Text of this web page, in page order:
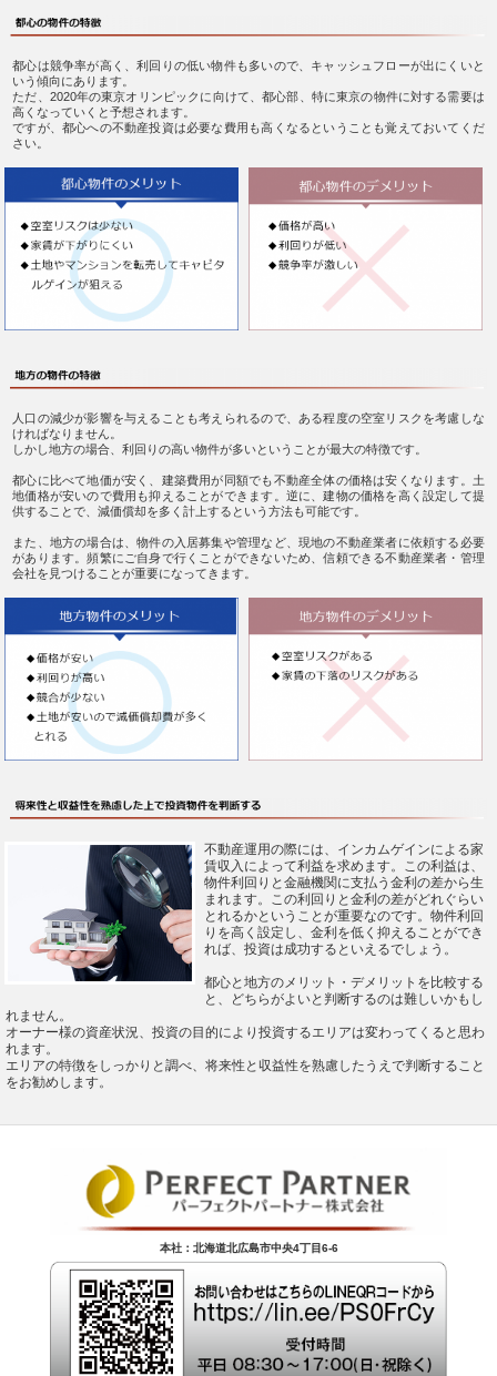
都心は競争率が高く、利回りの低い物件も多いので、キャッシュフローが出にくいと
いう傾向にあります。
ただ、2020年の東京オリンピックに向けて、都心部、特に東京の物件に対する需要は
高くなっていくと予想されます。
ですが、都心への不動産投資は必要な費用も高くなるということも覚えておいてくだ
さい。
人口の減少が影響を与えることも考えられるので、ある程度の空室リスクを考慮しな
ければなりません。
しかし地方の場合、利回りの高い物件が多いということが最大の特徴です。
都心に比べて地価が安く、建築費用が同額でも不動産全体の価格は安くなります。土
地価格が安いので費用も抑えることができます。逆に、建物の価格を高く設定して提
供することで、減価償却を多く計上するという方法も可能です。
また、地方の場合は、物件の入居募集や管理など、現地の不動産業者に依頼する必要
があります。頻繁にご自身で行くことができないため、信頼できる不動産業者・管理
会社を見つけることが重要になってきます。
不動産運用の際には、インカムゲインによる家
賃収入によって利益を求めます。この利益は、
物件利回りと金融機関に支払う金利の差から生
まれます。この利回りと金利の差がどれぐらい
とれるかということが重要なのです。物件利回
りを高く設定し、金利を低く抑えることができ
れば、投資は成功するといえるでしょう。
都心と地方のメリット・デメリットを比較する
と、どちらがよいと判断するのは難しいかもし
れません。
オーナー様の資産状況、投資の目的により投資するエリアは変わってくると思わ
れます。
エリアの特徴をしっかりと調べ、将来性と収益性を熟慮したうえで判断すること
をお勧めします。
本社：北海道北広島市中央4丁目6-6